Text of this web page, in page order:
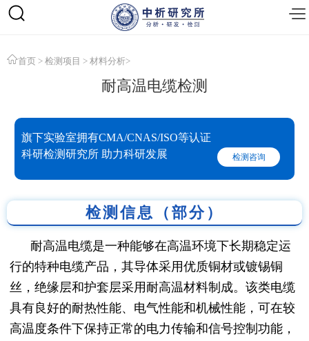
首页 > 检测项目 > 材料分析>
耐高温电缆检测
旗下实验室拥有CMA/CNAS/ISO等认证
科研检测研究所 助力科研发展
检测咨询
检测信息（部分）
耐高温电缆是一种能够在高温环境下长期稳定运
行的特种电缆产品，其导体采用优质铜材或镀锡铜
丝，绝缘层和护套层采用耐高温材料制成。该类电缆
具有良好的耐热性能、电气性能和机械性能，可在较
高温度条件下保持正常的电力传输和信号控制功能，